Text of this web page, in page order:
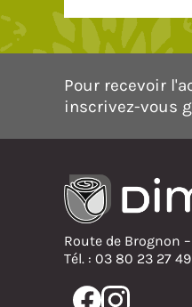
Pour recevoir
inscrivez-vous
Route de Brognon
Tél. : 03 80 23 27 49